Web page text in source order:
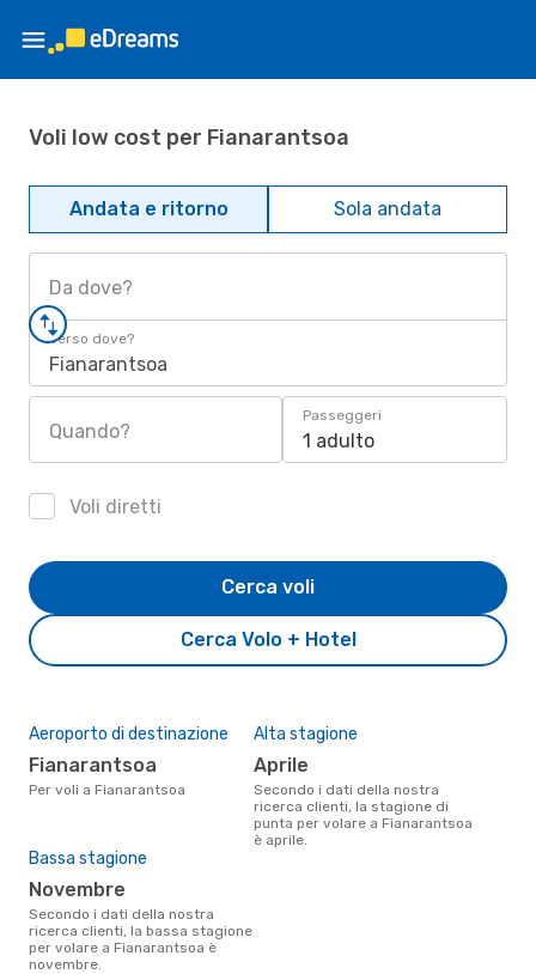
Voli low cost per Fianarantsoa
Andata e ritorno Sola andata
Da dove?
Verso dove?
Fianarantsoa
Quando?
Passeggeri
1 adulto
Voli diretti
Cerca Volo + Hotel
Cerca voli
Aeroporto di destinazione
Fianarantsoa
Per voli a Fianarantsoa
Alta stagione
aprile
Secondo i dati della nostra
ricerca clienti, la stagione di
punta per volare a Fianarantsoa
è aprile.
Bassa stagione
novembre
Secondo i dati della nostra
ricerca clienti, la bassa stagione
per volare a Fianarantsoa è
novembre.